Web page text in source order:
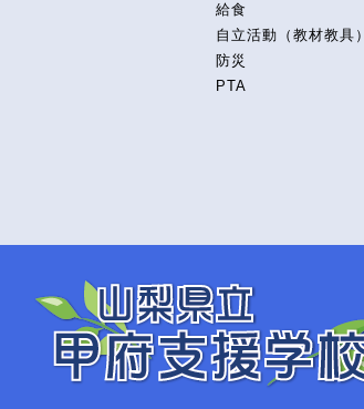
給食
自立活動（教材教具）
防災
PTA